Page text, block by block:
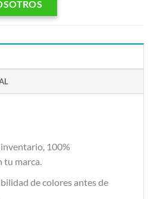
100%
tu marca.
de colores antes de